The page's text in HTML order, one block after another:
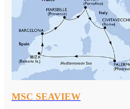
MSC SEAVIEW